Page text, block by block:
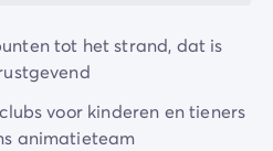
directe omgeving ideaal
watersporten
Turballe is de ideale plek
in de frisse zeelucht.
tot het strand, dat is
voor kinderen en tieners
animatieteam